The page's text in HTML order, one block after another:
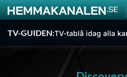
TV-GUIDEN:TV-tablå idag alla